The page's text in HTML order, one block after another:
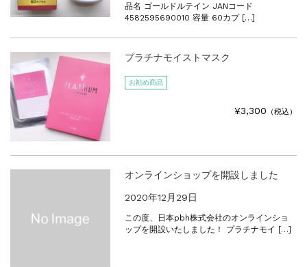
品名 ゴールドルテイン JANコード
4582595690010 容量 60カプ […]
プラチナモイストマスク
お勧め商品
¥3,300 （税込）
オンラインショップを開設しました
2020年12月29日
この度、日本pbh株式会社のオンラインショ
ップを開設いたしました！ プラチナモイ […]